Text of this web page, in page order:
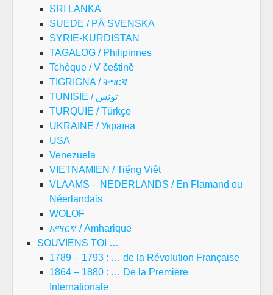
SRI LANKA
SUEDE / PÅ SVENSKA
SYRIE-KURDISTAN
TAGALOG / Philipinnes
Tchèque / V češtině
TIGRIGNA / ትግርኛ
TUNISIE / تونس
TURQUIE / Türkçe
UKRAINE / Україна
USA
Venezuela
VIETNAMIEN / Tiếng Việt
VLAAMS – NEDERLANDS / En Flamand ou
Néerlandais
WOLOF
አማርኛ / Amharique
SOUVIENS TOI …
1789 – 1793 : … de la Révolution Française
1864 – 1880 : … De la Première
Internationale